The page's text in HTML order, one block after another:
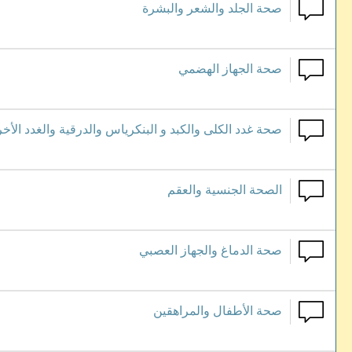
صحة الجلد والشعر والبشرة
صحة الجهاز الهضمي
صحة غدد الكلى والكبد و البنكرياس والدرقية والغدد
الصحة الجنسية والعقم
صحة الدماغ والجهاز العصبي
صحة الأطفال والمراهقين